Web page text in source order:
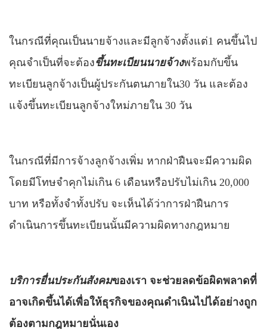
ในกรณีที่คุณเป็นนายจ้างและมีลูกจ้างตั้งแต่1 คนขึ้นไป
คุณจำเป็นที่จะต้องขึ้นทะเบียนนายจ้างพร้อมกับขึ้น
ทะเบียนลูกจ้างเป็นผู้ประกันตนภายใน30 วัน และต้อง
แจ้งขึ้นทะเบียนลูกจ้างใหม่ภายใน 30 วัน
ในกรณีที่มีการจ้างลูกจ้างเพิ่ม หากฝ่าฝืนจะมีความผิด
โดยมีโทษจำคุกไม่เกิน 6 เดือนหรือปรับไม่เกิน 20,000
บาท หรือทั้งจำทั้งปรับ จะเห็นได้ว่าการฝ่าฝืนการ
ดำเนินการขึ้นทะเบียนนั้นมีความผิดทางกฎหมาย
บริการยื่นประกันสังคมของเรา จะช่วยลดข้อผิดพลาดที่
อาจเกิดขึ้นได้เพื่อให้ธุรกิจของคุณดำเนินไปได้อย่างถูก
ต้องตามกฎหมายนั่นเอง